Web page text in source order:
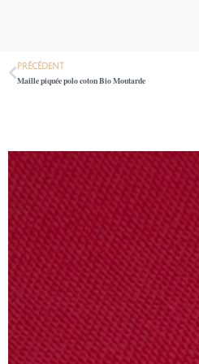
PRÉCÉDENT
Maille piquée polo coton Bio Moutarde